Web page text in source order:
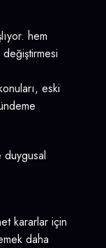
hem
eski
duygusal
kararlar için
daha